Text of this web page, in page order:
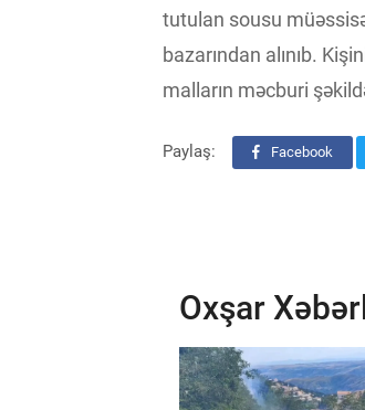
tutulan sousu
bazarından alınıb.
malların məcburi
Paylaş: Facebook
Oxşar